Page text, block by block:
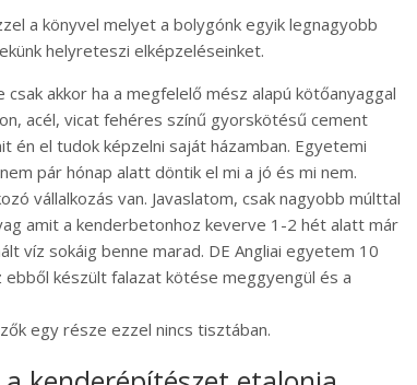
a könyvel melyet a bolygónk egyik legnagyobb
helyreteszi elképzeléseinket.
akkor ha a megfelelő mész alapú kötőanyaggal
acél, vicat fehéres színű gyorskötésű cement
én el tudok képzelni saját házamban. Egyetemi
pár hónap alatt döntik el mi a jó és mi nem.
vállalkozás van. Javaslatom, csak nagyobb múlttal
amit a kenderbetonhoz keverve 1-2 hét alatt már
víz sokáig benne marad. DE Angliai egyetem 10
készült falazat kötése meggyengül és a
egy része ezzel nincs tisztában.